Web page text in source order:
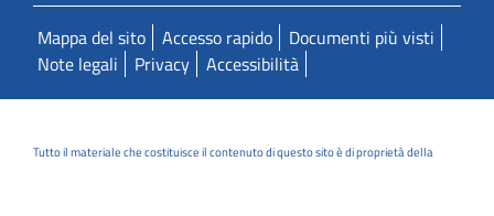
Mappa del sito Accesso rapido
Documenti più visti
Note legali
Privacy Accessibilità
Tutto il materiale che costituisce il contenuto di questo sito è di proprietà della